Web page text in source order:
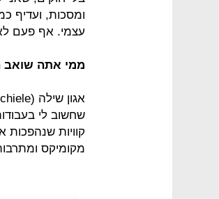
ומסכות, ועדיף
עצמי. אף פעם
ממי אתה
שחשוב לי
קוויות
מקומיקס